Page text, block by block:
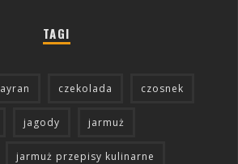
TAGI
ayran czekolada czosnek
jagody jarmuż
jarmuż przepisy kulinarne